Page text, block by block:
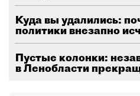
Куда вы удалились:
политики внезапно
Пустые колонки:
в Ленобласти